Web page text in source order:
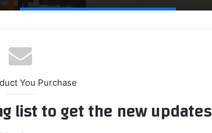
You Purchase
list to get the new updates!